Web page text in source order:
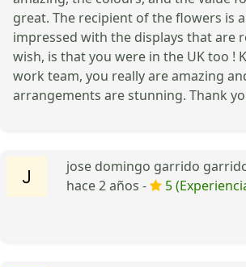
great. The recipient of the flowers is
impressed with the displays that are
wish, is that you were in the UK too !
work team, you really are amazing
arrangements are stunning. Thank
jose domingo garrido
hace 2 años -
5